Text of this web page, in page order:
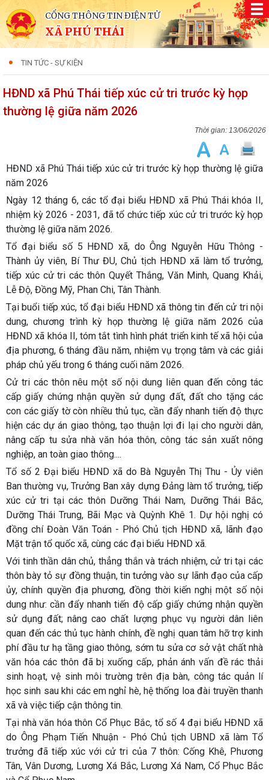
CỔNG THÔNG TIN ĐIỆN TỬ
XÃ PHÚ THÁI
TIN TỨC - SỰ KIỆN
HĐND xã Phú Thái tiếp xúc cử tri trước kỳ họp
thường lệ giữa năm 2026
13/06/2026
HĐND xã Phú Thái tiếp xúc cử tri trước kỳ họp thường lệ giữa
năm 2026
Ngày 12 tháng 6, các tổ đại biểu HĐND xã Phú Thái khóa II,
nhiệm kỳ 2026 - 2031, đã tổ chức tiếp xúc cử tri trước kỳ họp
thường lệ giữa năm 2026.
Tổ đại biểu số 5 HĐND xã, do Ông Nguyễn Hữu Thông -
Thành ủy viên, Bí Thư ĐU, Chủ tịch HĐND xã làm tổ trưởng,
tiếp xúc cử tri các thôn Quyết Thắng, Văn Minh, Quang Khải,
Lễ Độ, Đồng Mỹ, Phan Chi, Tân Thành.
Tại buổi tiếp xúc, tổ đại biểu HĐND xã thông tin đến cử tri nội
dung, chương trình kỳ họp thường lệ giữa năm 2026 của
HĐND xã khóa II, tóm tắt tình hình phát triển kinh tế xã hội của
địa phương, 6 tháng đầu năm, nhiệm vụ trọng tâm và các giải
pháp chủ yếu trong 6 tháng cuối năm 2026.
Cử tri các thôn nêu một số nội dung liên quan đến công tác
cấp giấy chứng nhận quyền sử dụng đất, đất cho tặng các
con các giấy tờ còn nhiều thủ tục, cần đẩy nhanh tiến độ thực
hiện các dự án giao thông, tạo thuận lợi đi lại cho người dân,
nâng cấp tu sửa nhà văn hóa thôn, công tác sản xuất nông
nghiệp, an toàn giao thông....
Tổ số 2 Đại biểu HĐND xã do Bà Nguyễn Thị Thu - Ủy viên
Ban thường vụ, Trưởng Ban xây dựng Đảng làm tổ trưởng, tiếp
xúc cử tri tại các thôn Dưỡng Thái Nam, Dưỡng Thái Bắc,
Dưỡng Thái Trung, Bãi Mạc và Quỳnh Khê 1. Dự hội nghị có
đồng chí Đoàn Văn Toán - Phó Chủ tịch HĐND xã, lãnh đạo
Mặt trận tổ quốc xã, cùng các đại biểu HĐND xã.
Với tinh thần dân chủ, thẳng thắn và trách nhiệm, cử tri tại các
thôn bày tỏ sự đồng thuận, tin tưởng vào sự lãnh đạo của cấp
ủy, chính quyền địa phương, đồng thời kiến nghị một số nội
dung như: cần đẩy nhanh tiến độ cấp giấy chứng nhận quyền
sử dụng đất; nâng cao chất lượng phục vụ người dân liên
quan đến các thủ tục hành chính, đề nghị quan tâm hỡ trợ kinh
phí đầu tư hạ tầng giao thông, sớm tu sửa cơ sở vật chất nhà
văn hóa các thôn đã bị xuống cấp, phản ánh vấn đề rác thải
sinh hoạt, vệ sinh môi trường trên địa bàn, công tác quản lí
học sinh sau khi các em nghỉ hè, hệ thống loa đài truyền thanh
xã và việc tiếp cận thông tin.
Tại nhà văn hóa thôn Cổ Phục Bắc, tổ số 4 đại biểu HĐND xã
do Ông Phạm Tiến Nhuận - Phó Chủ tịch UBND xã làm Tổ
trưởng đã tiếp xúc với cử tri của 7 thôn: Cống Khê, Phương
Tân, Vân Dương, Lương Xá Bắc, Lương Xá Nam, Cổ Phục Bắc